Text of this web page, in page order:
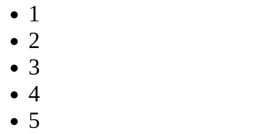
1
2
3
4
5